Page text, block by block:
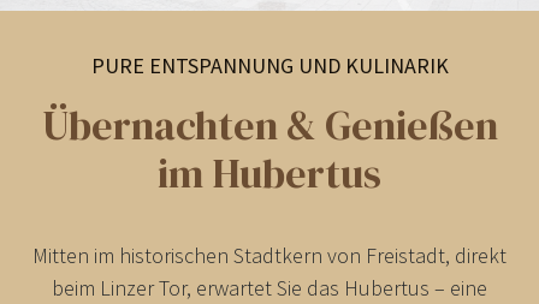
PURE ENTSPANNUNG UND KULINARIK
Übernachten & Genießen
im Hubertus
Mitten im historischen Stadtkern von Freistadt, direkt
beim Linzer Tor, erwartet Sie das Hubertus – eine